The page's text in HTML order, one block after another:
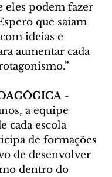
eles podem fazer
que saiam
ideias e
aumentar cada
-
a equipe
cada escola
de formações
de desenvolver
dentro do